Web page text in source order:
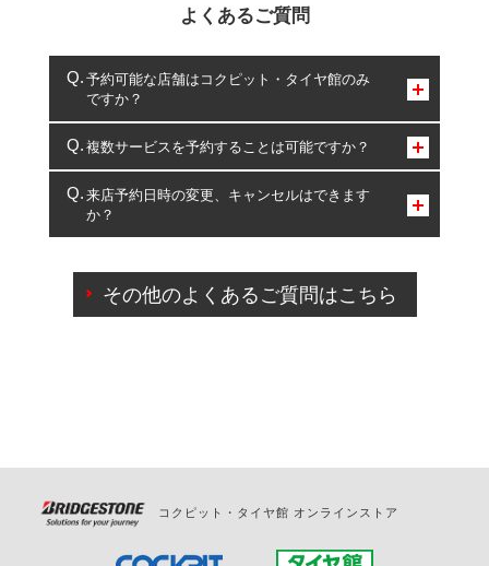
よくあるご質問
予約可能な店舗はコクピット・タイヤ館のみ
ですか？
コクピット・タイヤ館のみとなります。
複数サービスを予約することは可能ですか？
複数サービスのご予約は可能です。
一部の商品・サービスの組み合わせに限り、同時にご予約が
出来ないものもございます。
来店予約日時の変更、キャンセルはできます
か？
ご来店予約日の3営業日前を過ぎている場合のご予約
の日時変更につきましては、直接ご予約の店舗まで
その他のよくあるご質問はこちら
コクピット・タイヤ館 オンラインストア